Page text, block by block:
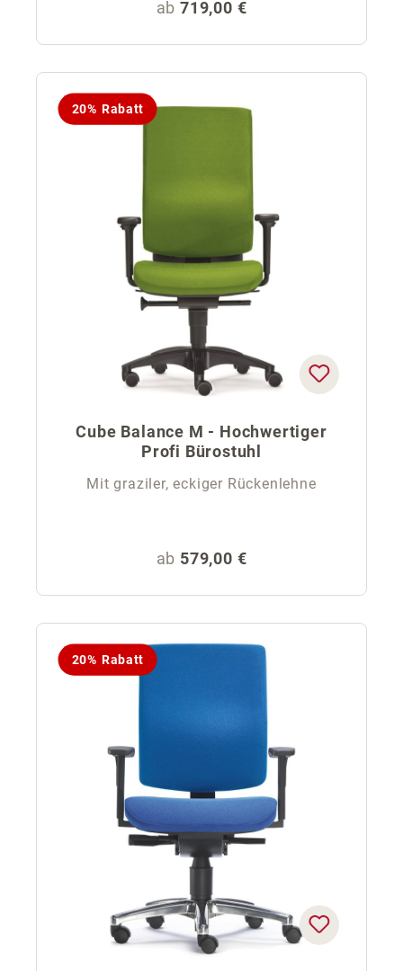
Regulärer Preis:
ab 719,00 €
20% Rabatt
Cube Balance M - Hochwertiger
Profi Bürostuhl
Mit graziler, eckiger Rückenlehne
Regulärer Preis:
ab 579,00 €
20% Rabatt